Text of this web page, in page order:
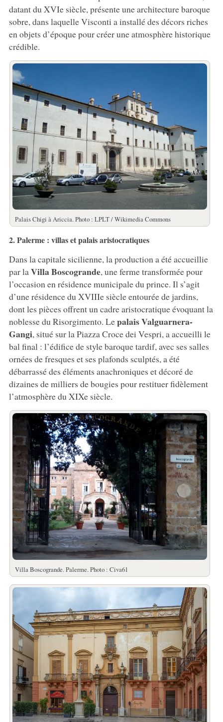
datant du XVIe siècle, présente une architecture baroque
sobre, dans laquelle Visconti a installé des décors riches
en objets d’époque pour créer une atmosphère historique
crédible.
Palais Chigi à Ariccia. Photo : LPLT / Wikimedia Commons
2. Palerme : villas et palais aristocratiques
Dans la capitale sicilienne, la production a été accueillie
par laVilla Boscogrande, une ferme transformée pour
l’occasion en résidence municipale du prince. Il s’agit
d’une résidence du XVIIIe siècle entourée de jardins,
dont les pièces offrent un cadre aristocratique évoquant la
noblesse du Risorgimento. Lepalais Valguarnera-
Gangi, situé sur la Piazza Croce dei Vespri, a accueilli le
bal final : l’édifice de style baroque tardif, avec ses salles
ornées de fresques et ses plafonds sculptés, a été
débarrassé des éléments anachroniques et décoré de
dizaines de milliers de bougies pour restituer fidèlement
l’atmosphère du XIXe siècle.
Villa Boscogrande. Palerme. Photo : Civa61